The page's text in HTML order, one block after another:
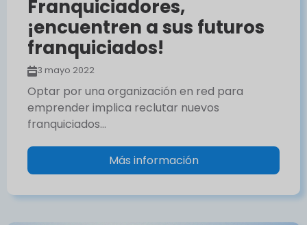
Franquiciadores,
¡encuentren a sus futuros
franquiciados!
3 mayo 2022
Optar por una organización en red para
emprender implica reclutar nuevos
franquiciados…
Más información